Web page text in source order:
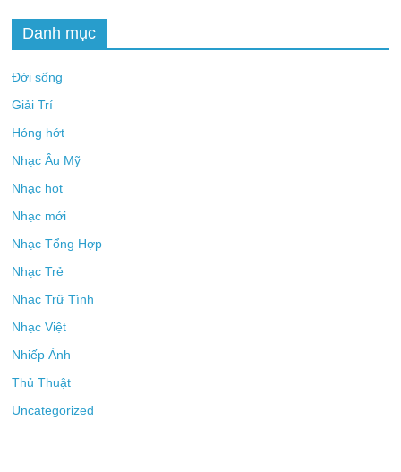
Danh mục
Đời sống
Giải Trí
Hóng hớt
Nhạc Âu Mỹ
Nhạc hot
Nhạc mới
Nhạc Tổng Hợp
Nhạc Trẻ
Nhạc Trữ Tình
Nhạc Việt
Nhiếp Ảnh
Thủ Thuật
Uncategorized